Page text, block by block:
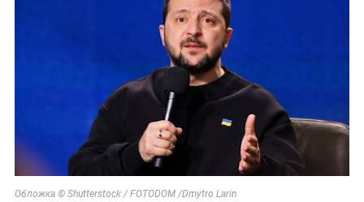
Обложка © Shutterstock / FOTODOM /Dmytro Larin